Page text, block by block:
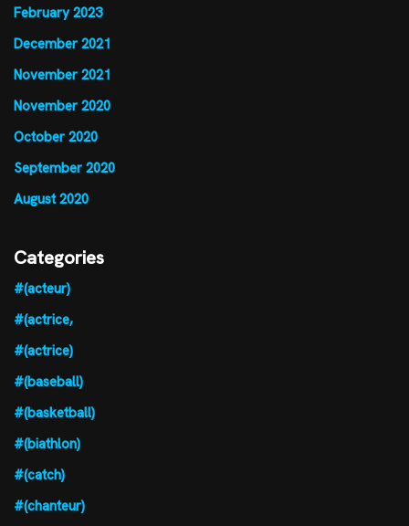
February 2023
December 2021
November 2021
November 2020
October 2020
September 2020
August 2020
Categories
#(acteur)
#(actrice,
#(actrice)
#(baseball)
#(basketball)
#(biathlon)
#(catch)
#(chanteur)